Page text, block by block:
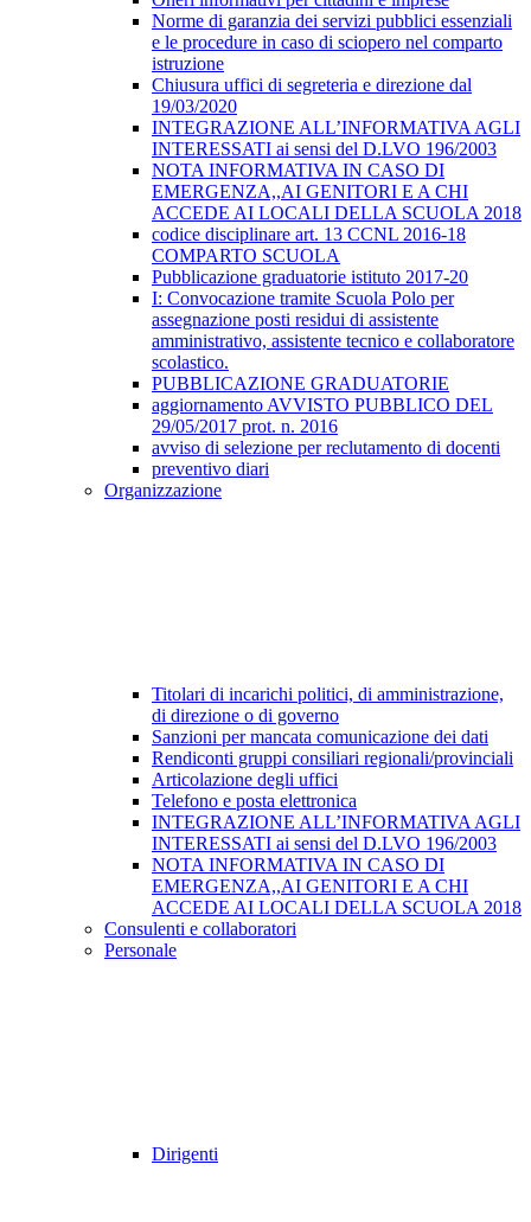
Norme di garanzia dei servizi pubblici essenziali
e le procedure in caso di sciopero nel comparto
istruzione
Chiusura uffici di segreteria e direzione dal
19/03/2020
INTEGRAZIONE ALL’INFORMATIVA AGLI
INTERESSATI ai sensi del D.LVO 196/2003
NOTA INFORMATIVA IN CASO DI
EMERGENZA,,AI GENITORI E A CHI
ACCEDE AI LOCALI DELLA SCUOLA 2018
codice disciplinare art. 13 CCNL 2016-18
COMPARTO SCUOLA
Pubblicazione graduatorie istituto 2017-20
I: Convocazione tramite Scuola Polo per
assegnazione posti residui di assistente
amministrativo, assistente tecnico e collaboratore
scolastico.
PUBBLICAZIONE GRADUATORIE
aggiornamento AVVISTO PUBBLICO DEL
29/05/2017 prot. n. 2016
avviso di selezione per reclutamento di docenti
preventivo diari
Organizzazione
Titolari di incarichi politici, di amministrazione,
di direzione o di governo
Sanzioni per mancata comunicazione dei dati
Rendiconti gruppi consiliari regionali/provinciali
Articolazione degli uffici
Telefono e posta elettronica
INTEGRAZIONE ALL’INFORMATIVA AGLI
INTERESSATI ai sensi del D.LVO 196/2003
NOTA INFORMATIVA IN CASO DI
EMERGENZA,,AI GENITORI E A CHI
ACCEDE AI LOCALI DELLA SCUOLA 2018
Consulenti e collaboratori
Personale
Dirigenti